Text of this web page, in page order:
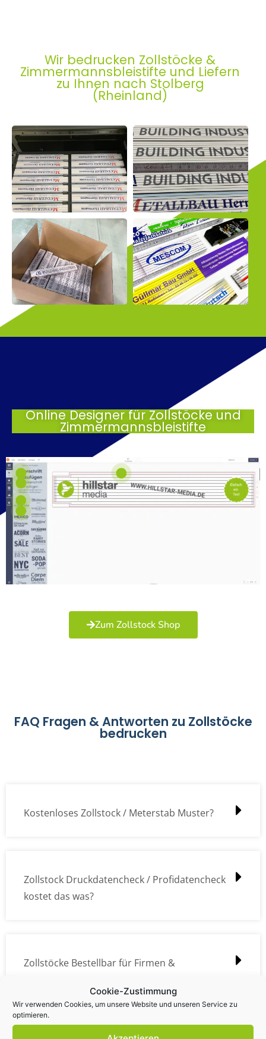
Cookie-Zustimmung
Wir verwenden Cookies, um unsere Website und unseren Service zu
optimieren.
Wir bedrucken Zollstöcke &
Zimmermannsbleistifte und Liefern
zu Ihnen nach Stolberg
(Rheinland)
Online Designer für Zollstöcke und
Zimmermannsbleistifte
Zum Zollstock Shop
FAQ Fragen & Antworten zu Zollstöcke
bedrucken
Kostenloses Zollstock / Meterstab Muster?
Zollstock Druckdatencheck / Profidatencheck
kostet das was?
Zollstöcke Bestellbar für Firmen &